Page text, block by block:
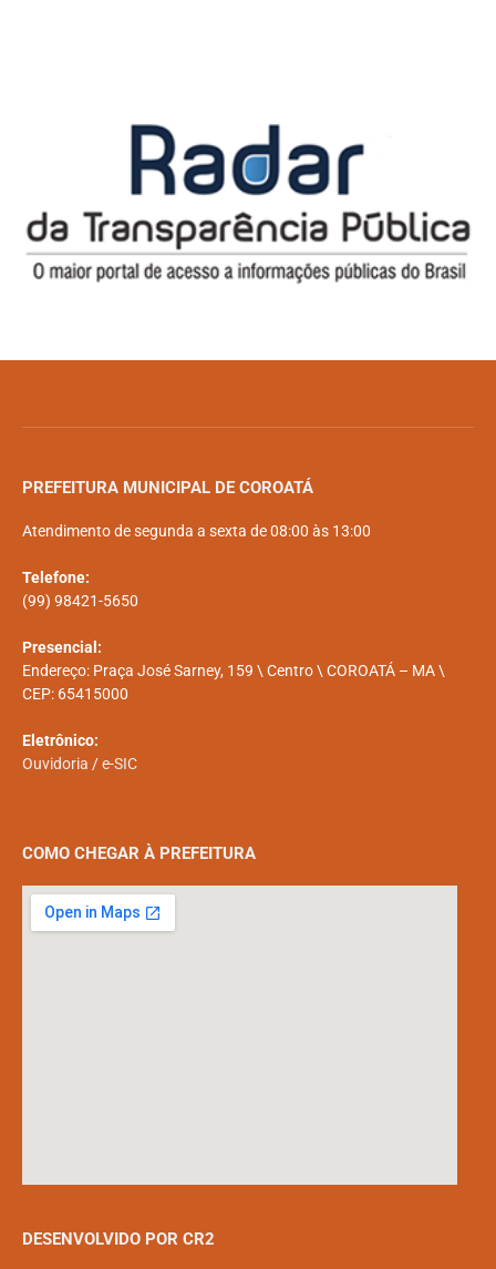
PREFEITURA MUNICIPAL DE COROATÁ
Atendimento de segunda a sexta de 08:00 às 13:00
Telefone:
(99) 98421-5650
Presencial:
Endereço: Praça José Sarney, 159 \ Centro \ COROATÁ – MA \
CEP: 65415000
Eletrônico:
Ouvidoria /e-SIC
COMO CHEGAR À PREFEITURA
DESENVOLVIDO POR CR2